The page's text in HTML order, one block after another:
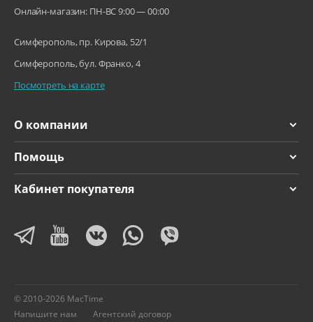
О компании
Помощь
Кабинет покупателя
Онлайн-магазин: ПН-ВС 9:00 — 00:00
Симферополь, пр. Кирова, 52/1
Симферополь, бул. Франко, 4
Посмотреть на карте
© 2010-2026 MacTime
Напишите нам
Агентский договор